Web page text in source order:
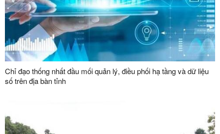
Chỉ đạo thống nhất đầu mối quản lý, điều phối hạ tầng và dữ liệu
số trên địa bàn tỉnh